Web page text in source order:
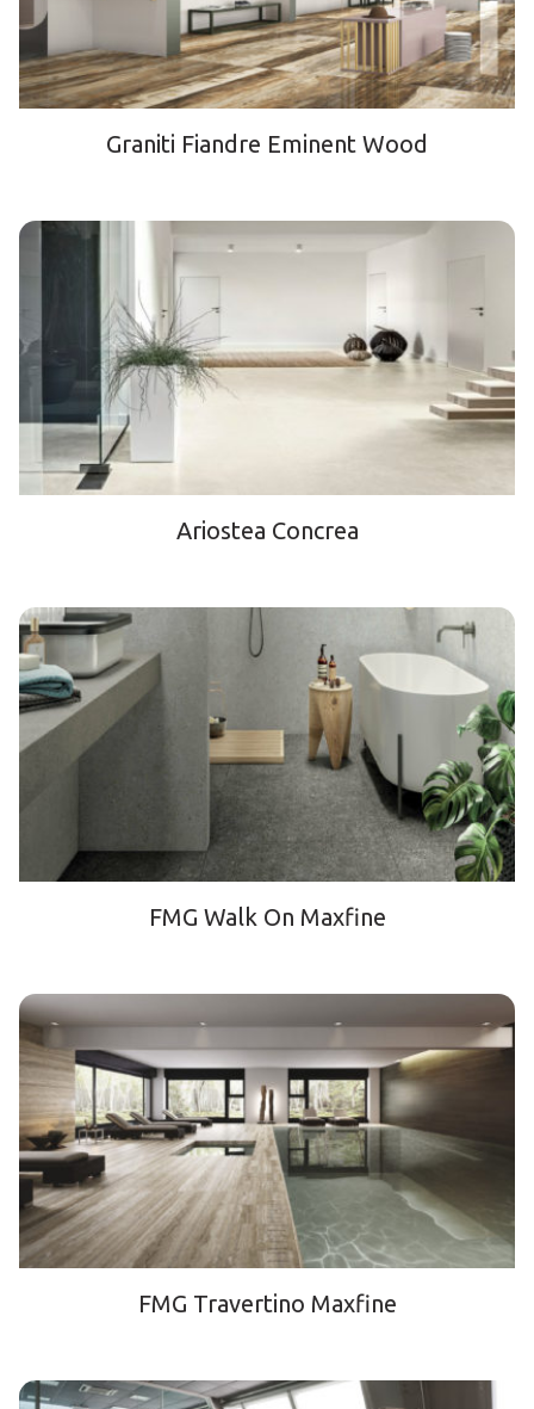
Graniti Fiandre Eminent Wood
Ariostea Conсrea
FMG Walk On Maxfine
FMG Travertino Maxfine